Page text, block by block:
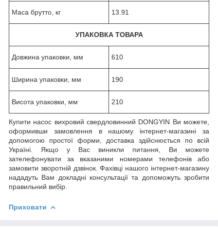
Маса брутто, кг 13.91
УПАКОВКА ТОВАРА
Довжина упаковки, мм 610
Ширина упаковки, мм 190
Висота упаковки, мм 210
Купити насос вихровий свердловинний DONGYIN Ви можете,
оформивши замовлення в нашому інтернет-магазині за
допомогою простої форми, доставка здійснюється по всій
Україні. Якщо у Вас виникли питання, Ви можете
зателефонувати за вказаними номерами телефонів або
замовити зворотній дзвінок. Фахівці нашого інтернет-магазину
нададуть Вам докладні консультації та допоможуть зробити
правильний вибір.
Приховати